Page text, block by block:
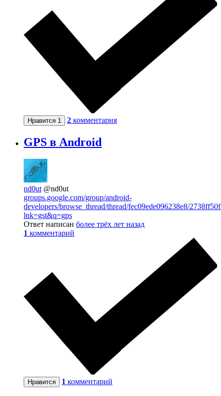
Нравится 1 2 комментария
GPS в Android
nd0ut @nd0ut
groups.google.com/group/android-
developers/browse_thread/thread/fec09ede096238e8/
lnk=gst&q=gps
Ответ написан более трёх лет назад
1 комментарий
Нравится 1 комментарий